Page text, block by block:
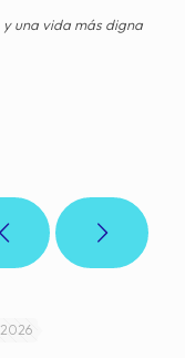
una vida más digna
2026